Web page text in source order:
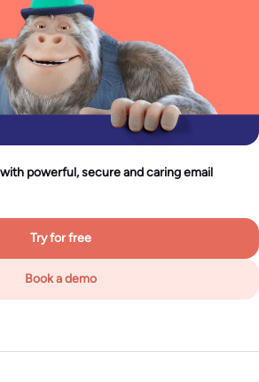
powerful, secure and caring email
Try for free
Book a demo